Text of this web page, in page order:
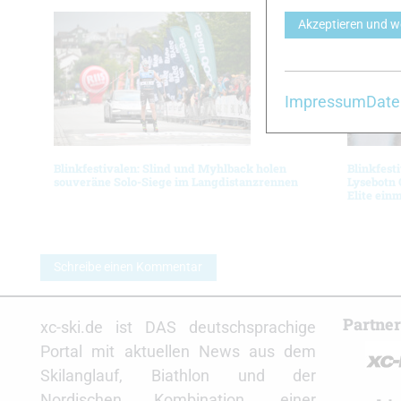
Blinkfestivalen: Slind und Myhlback holen
souveräne Solo-Siege im Langdistanzrennen
Elite
Schreibe einen Kommentar
xc-ski.de ist DAS deutschsprachige
Portal mit aktuellen News aus dem
Skilanglauf, Biathlon und der
Partner
Akzeptieren und
Impressum